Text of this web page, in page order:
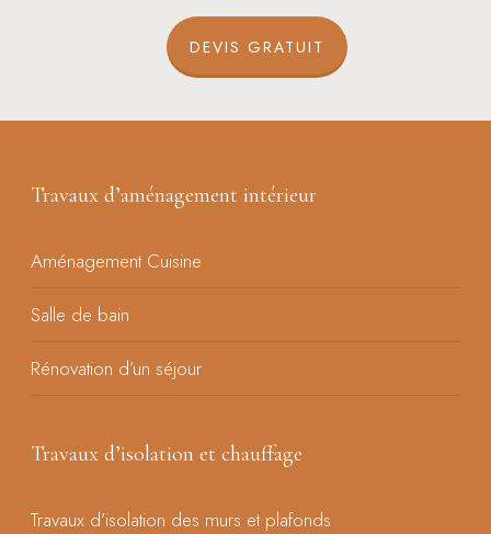
DEVIS GRATUIT
Travaux d’aménagement intérieur
Aménagement Cuisine
Salle de bain
Rénovation d’un séjour
Travaux d’isolation et chauffage
Travaux d’isolation des murs et plafonds